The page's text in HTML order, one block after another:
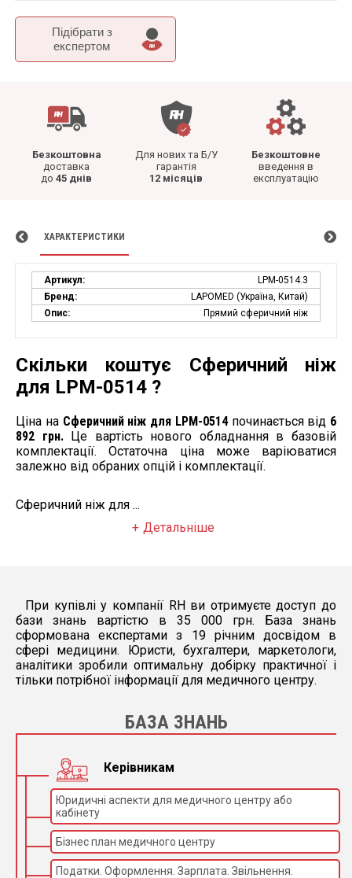
Підібрати з
експертом
Безкоштовна
доставка
до 45 днів
Для нових та Б/У
гарантія
12 місяців
Безкоштовне
введення в
експлуатацію
ХАРАКТЕРИСТИКИ
Артикул:
LPM-0514.3
Бренд:
LAPOMED (Україна, Китай)
Опис:
Прямий сферичний ніж
Скільки коштує Сферичний ніж
для LPM-0514 ?
Ціна на Сферичний ніж для LPM-0514починається від 6
892 грн.Це вартість нового обладнання в базовій
комплектації. Остаточна ціна може варіюватися
залежно від обраних опцій і комплектації.
Сферичний ніж для ...
Детальніше
При купівлі у компанії RH ви отримуєте доступ до
бази знань вартістю в 35 000 грн. База знань
сформована експертами з 19 річним досвідом в
сфері медицини. Юристи, бухгалтери, маркетологи,
аналітики зробили оптимальну добірку практичної і
тільки потрібної інформації для медичного центру.
БАЗА ЗНАНЬ
Керівникам
Юридичні аспекти для медичного центру або
кабінету
Бізнес план медичного центру
Податки. Оформлення. Зарплата. Звільнення.